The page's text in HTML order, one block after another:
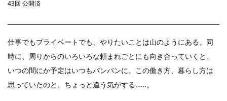
43回 公開済
仕事でもプライベートでも、やりたいことは山のようにある。同
時に、周りからのいろいろな頼まれごとにも向き合っていくと、
いつの間にか予定はいつもパンパンに。この働き方、暮らし方は
思っていたのと、ちょっと違う気がする……。